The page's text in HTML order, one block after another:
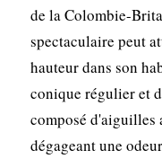
de la Colombie-
spectaculaire peut
hauteur dans son
conique régulier et
composé d'aiguilles
dégageant une